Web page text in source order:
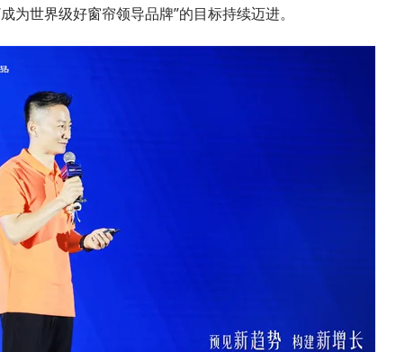
为世界级好窗帘领导品牌”的目标持续迈进。